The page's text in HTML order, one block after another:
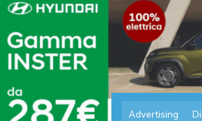
Advertising